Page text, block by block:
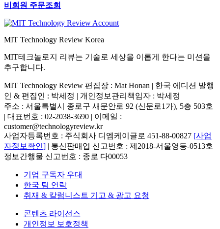
비회원 주문조회
MIT Technology Review Korea
MIT테크놀로지 리뷰는 기술로 세상을 이롭게 한다는 미션을
추구합니다.
MIT Technology Review 편집장 : Mat Honan | 한국 에디션 발행
인 & 편집인 : 박세정 | 개인정보관리책임자 : 박세정
주소 : 서울특별시 종로구 새문안로 92 (신문로1가), 5층 503호
| 대표번호 : 02-2038-3690 | 이메일 :
customer@technologyreview.kr
사업자등록번호 : 주식회사 디엠케이글로 451-88-00827 [사업
자정보확인] | 통신판매업 신고번호 : 제2018-서울영등-0513호
정보간행물 신고번호 : 종로 다00053
기업 구독자 우대
한국 팀 연락
취재 & 칼럼니스트 기고 & 광고 요청
콘텐츠 라이선스
개인정보 보호정책